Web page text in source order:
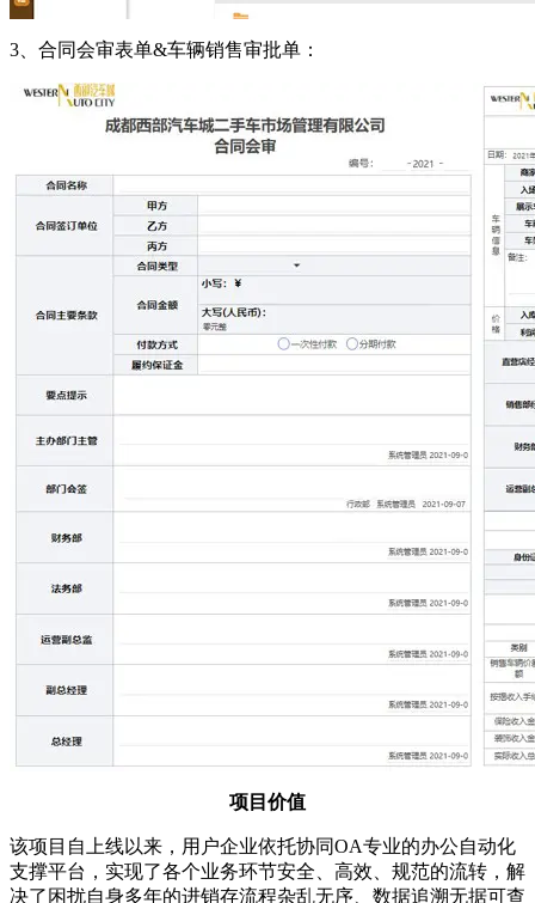
3、合同会审表单&车辆销售审批单：
项目价值
该项目自上线以来，用户企业依托协同OA专业的办公自动化
支撑平台，实现了各个业务环节安全、高效、规范的流转，解
决了困扰自身多年的进销存流程杂乱无序、数据追溯无据可查